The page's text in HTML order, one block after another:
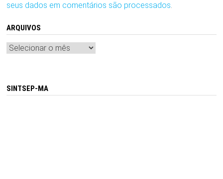
seus dados em comentários são processados.
ARQUIVOS
Arquivos
SINTSEP-MA